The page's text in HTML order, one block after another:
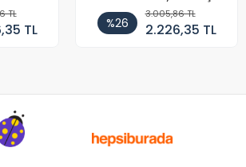
TL
TL %26
3.005,86 TL
2.226,35 TL